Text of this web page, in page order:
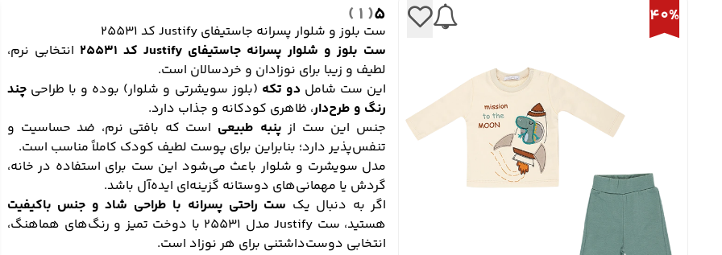
40%
5
( 1 )
ست بلوز و شلوار پسرانه جاستیفای Justify کد 25531
ست بلوز و شلوار پسرانه جاستیفای Justify کد 25531
انتخابی نرم،
لطیف و زیبا برای نوزادان و خردسالان است.
این ست شاملدو تکه (بلوز سویشرتی و شلوار) بوده و با طراحی چند
رنگ و طرح‌دار، ظاهری کودکانه و جذاب دارد.
جنس این ست از پنبه طبیعی است که بافتی نرم، ضد حساسیت و
تنفس‌پذیر دارد؛ بنابراین برای پوست لطیف کودک کاملاً مناسب است.
مدل سویشرت و شلوار باعث می‌شود این ست برای استفاده در خانه،
گردش یا مهمانی‌های دوستانه گزینه‌ای ایده‌آل باشد.
اگر به دنبال یک ست راحتی پسرانه با طراحی شاد و جنس باکیفیت
هستید، ست Justify مدل 25531 با دوخت تمیز و رنگ‌های هماهنگ،
انتخابی دوست‌داشتنی برای هر نوزاد است.